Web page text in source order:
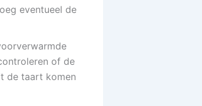
eventueel de
of de
de taart komen